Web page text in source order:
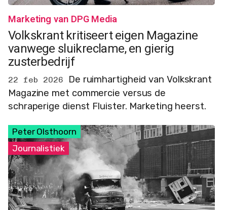
Marketing van DPG Media
Volkskrant kritiseert eigen Magazine
vanwege sluikreclame, en gierig
zusterbedrijf
22 feb 2026
De ruimhartigheid van Volkskrant
Magazine met commercie versus de
schraperige dienst Fluister. Marketing heerst.
Peter Olsthoorn
Journalistiek